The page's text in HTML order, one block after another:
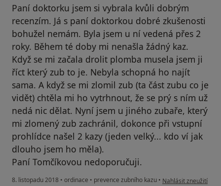
Paní doktorku jsem si vybrala kvůli dobrým
recenzím. Já s paní doktorkou dobré zkušenosti
bohužel nemám. Byla jsem u ní vedená přes 2
roky. Během té doby mi nenašla žádný kaz.
Když se mi začala drolit plomba musela jsem ji
říct který zub to je. Nebyla schopná ho najít
sama. A když se mi zlomil zub (ta část zubu co je
vidět) chtěla mi ho vytrhnout, že se prý s ním už
nedá nic dělat. Nyní jsem u jiného zubaře, který
mi zlomený zub zachránil, dokonce při vstupní
prohlídce našel 2 kazy (jeden velký... kdo ví jak
dlouho jsem ho měla).
Paní Tomčíkovou nedoporučuji.
8. listopadu 2018 • ordinace • prevence zubního kazu • podle názoru
Nahlásit zneužití